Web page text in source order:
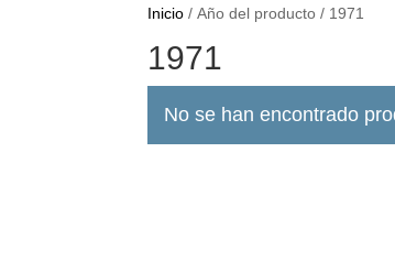
Inicio / Año del producto / 1971
1971
No se han encontrado